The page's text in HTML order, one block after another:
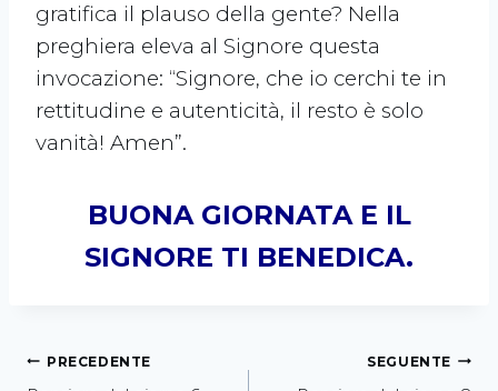
gratifica il plauso della gente? Nella
preghiera eleva al Signore questa
invocazione: “Signore, che io cerchi te in
rettitudine e autenticità, il resto è solo
vanità! Amen”.
BUONA GIORNATA E IL
SIGNORE TI BENEDICA.
PRECEDENTE SEGUENTE